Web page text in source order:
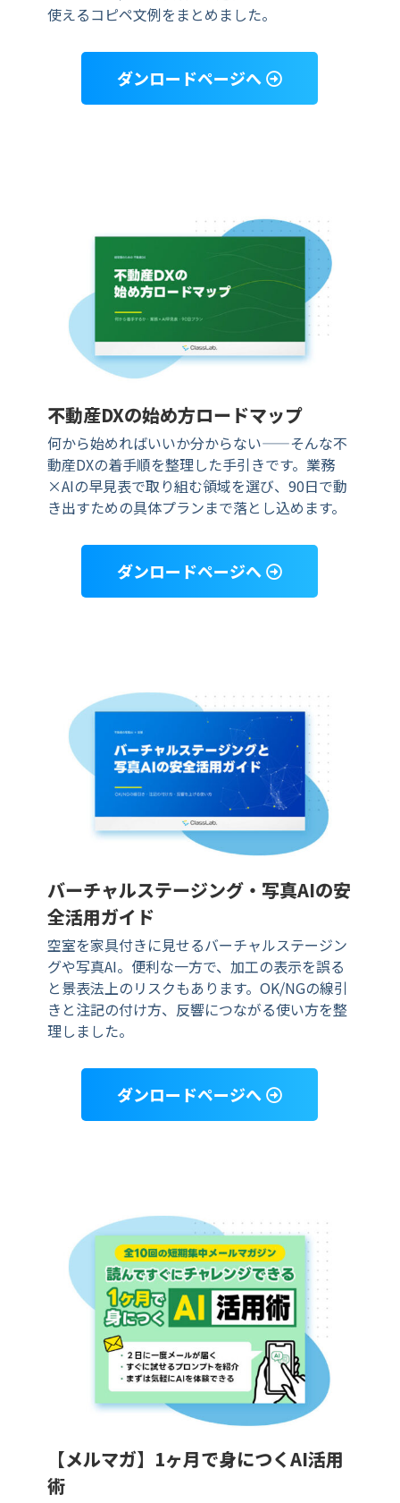
使えるコピペ文例をまとめました。
ダンロードページへ
不動産DXの始め方ロードマップ
何から始めればいいか分からない——そんな不
動産DXの着手順を整理した手引きです。業務
×AIの早見表で取り組む領域を選び、90日で動
き出すための具体プランまで落とし込めます。
ダンロードページへ
バーチャルステージング・写真AIの安
全活用ガイド
空室を家具付きに見せるバーチャルステージン
グや写真AI。便利な一方で、加工の表示を誤る
と景表法上のリスクもあります。OK/NGの線引
きと注記の付け方、反響につながる使い方を整
理しました。
ダンロードページへ
【メルマガ】1ヶ月で身につくAI活用
術